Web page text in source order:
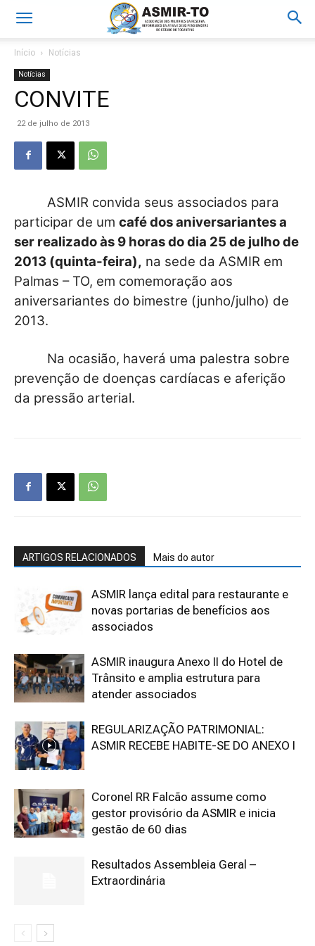
Início Notícias
Notícias
CONVITE
22 de julho de 2013
ASMIR convida seus associados para
participar de um café dos aniversariantes a
ser realizado às 9 horas do dia 25 de julho de
2013 (quinta-feira), na sede da ASMIR em
Palmas – TO, em comemoração aos
aniversariantes do bimestre (junho/julho) de
2013.
Na ocasião, haverá uma palestra sobre
prevenção de doenças cardíacas e aferição
da pressão arterial.
ARTIGOS RELACIONADOS Mais do autor
ASMIR lança edital para restaurante e
novas portarias de benefícios aos
associados
ASMIR inaugura Anexo II do Hotel de
Trânsito e amplia estrutura para
atender associados
REGULARIZAÇÃO PATRIMONIAL:
ASMIR RECEBE HABITE-SE DO ANEXO I
Coronel RR Falcão assume como
gestor provisório da ASMIR e inicia
gestão de 60 dias
Resultados Assembleia Geral –
Extraordinária